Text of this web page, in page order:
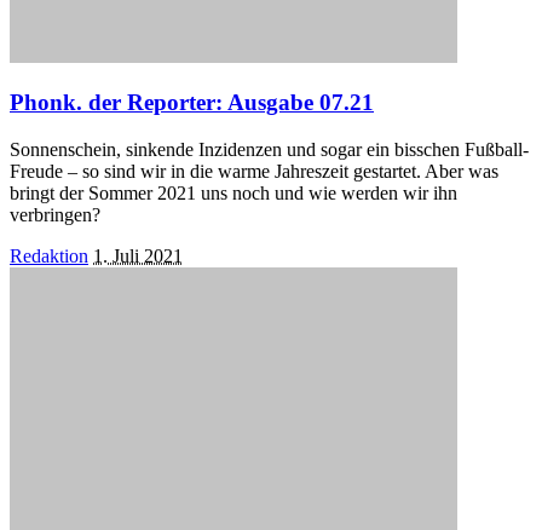
Phonk. der Reporter: Ausgabe 07.21
Sonnenschein, sinkende Inzidenzen und sogar ein bisschen Fußball-
Freude – so sind wir in die warme Jahreszeit gestartet. Aber was
bringt der Sommer 2021 uns noch und wie werden wir ihn
verbringen?
Posted
Redaktion 1. Juli 2021